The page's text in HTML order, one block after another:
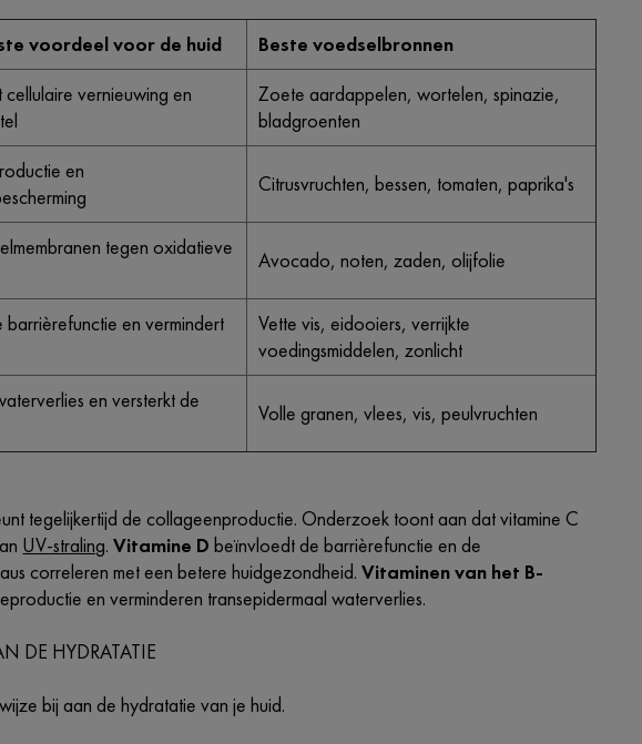
voordeel voor de huid Beste voedselbronnen
cellulaire vernieuwing en
Zoete aardappelen, wortelen, spinazie,
bladgroenten
en
Citrusvruchten, bessen, tomaten, paprika's
tegen oxidatieve
Avocado, noten, zaden, olijfolie
barrièrefunctie en vermindert
Vette vis, eidooiers, verrijkte
voedingsmiddelen, zonlicht
en versterkt de
Volle granen, vlees, vis, peulvruchten
tegelijkertijd de collageenproductie. Onderzoek toont aan dat vitamine C
UV-straling.Vitamine D beïnvloedt de barrièrefunctie en de
correleren met een betere huidgezondheid.Vitaminen van het B-
en verminderen transepidermaal waterverlies.
DE HYDRATATIE
bij aan de hydratatie van je huid.